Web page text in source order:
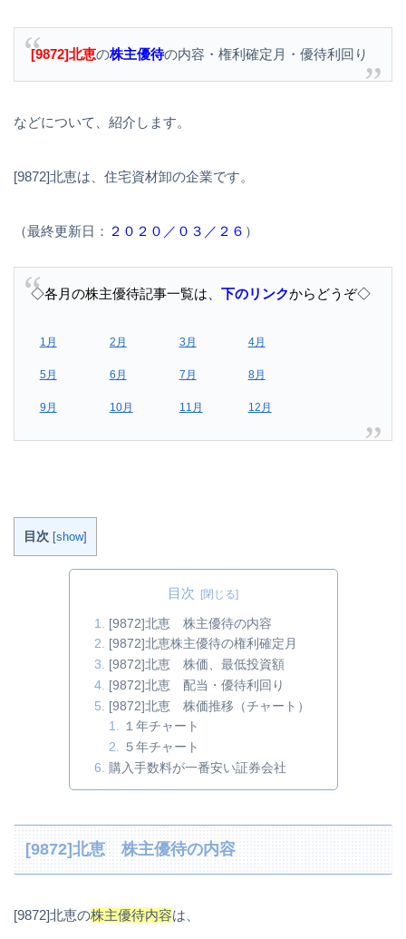
[9872]北恵の株主優待の内容・権利確定月・優待利回り
などについて、紹介します。
[9872]北恵は、住宅資材卸の企業です。
（最終更新日： ２０２０／０３／２６ ）
◇各月の株主優待記事一覧は、 下のリンクからどうぞ◇
1月 2月 3月 4月
5月 6月 7月 8月
9月 10月 11月 12月
目次 [show]
目次
[9872]北恵 株主優待の内容
[9872]北恵株主優待の権利確定月
[9872]北恵 株価、最低投資額
[9872]北恵 配当・優待利回り
[9872]北恵 株価推移（チャート）
１年チャート
５年チャート
購入手数料が一番安い証券会社
[9872]北恵 株主優待の内容
[9872]北恵の株主優待内容は、